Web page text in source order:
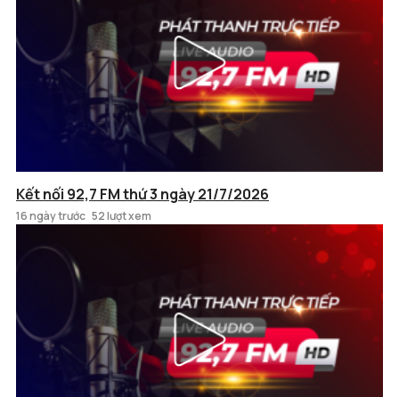
Kết nối 92,7 FM thứ 3 ngày 21/7/2026
16 ngày trước 52 lượt xem